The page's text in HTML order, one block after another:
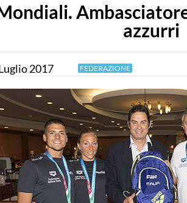
azzurri
2017 FEDERAZIONE